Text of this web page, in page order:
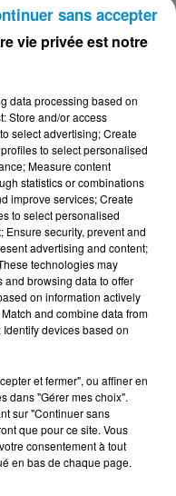
24/07/26
23/07/26
vie privée est notre
data processing based on
Store and/or access
select advertising; Create
to select personalised
Measure content
statistics or combinations
improve services; Create
to select personalised
Ensure security, prevent and
advertising and content;
technologies may
and browsing data to offer
on information actively
and combine data from
devices based on
et fermer", ou affiner en
dans "Gérer mes choix".
sur "Continuer sans
que pour ce site. Vous
consentement à tout
en bas de chaque page.
sans accepter